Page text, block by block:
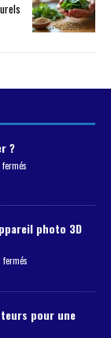
?
photo 3D
fermés
pour une